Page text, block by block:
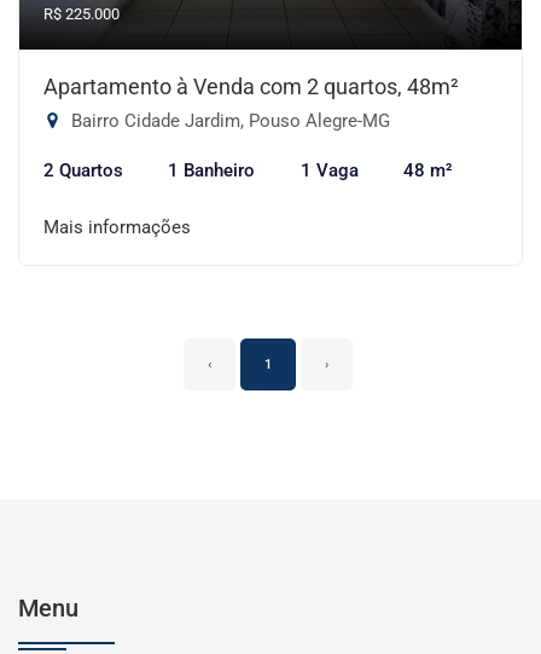
R$ 225.000
Apartamento à Venda com 2 quartos, 48m²
Bairro Cidade Jardim, Pouso Alegre-MG
2 Quartos 1 Banheiro 1 Vaga 48 m²
Mais informações
‹ 1 ›
Menu